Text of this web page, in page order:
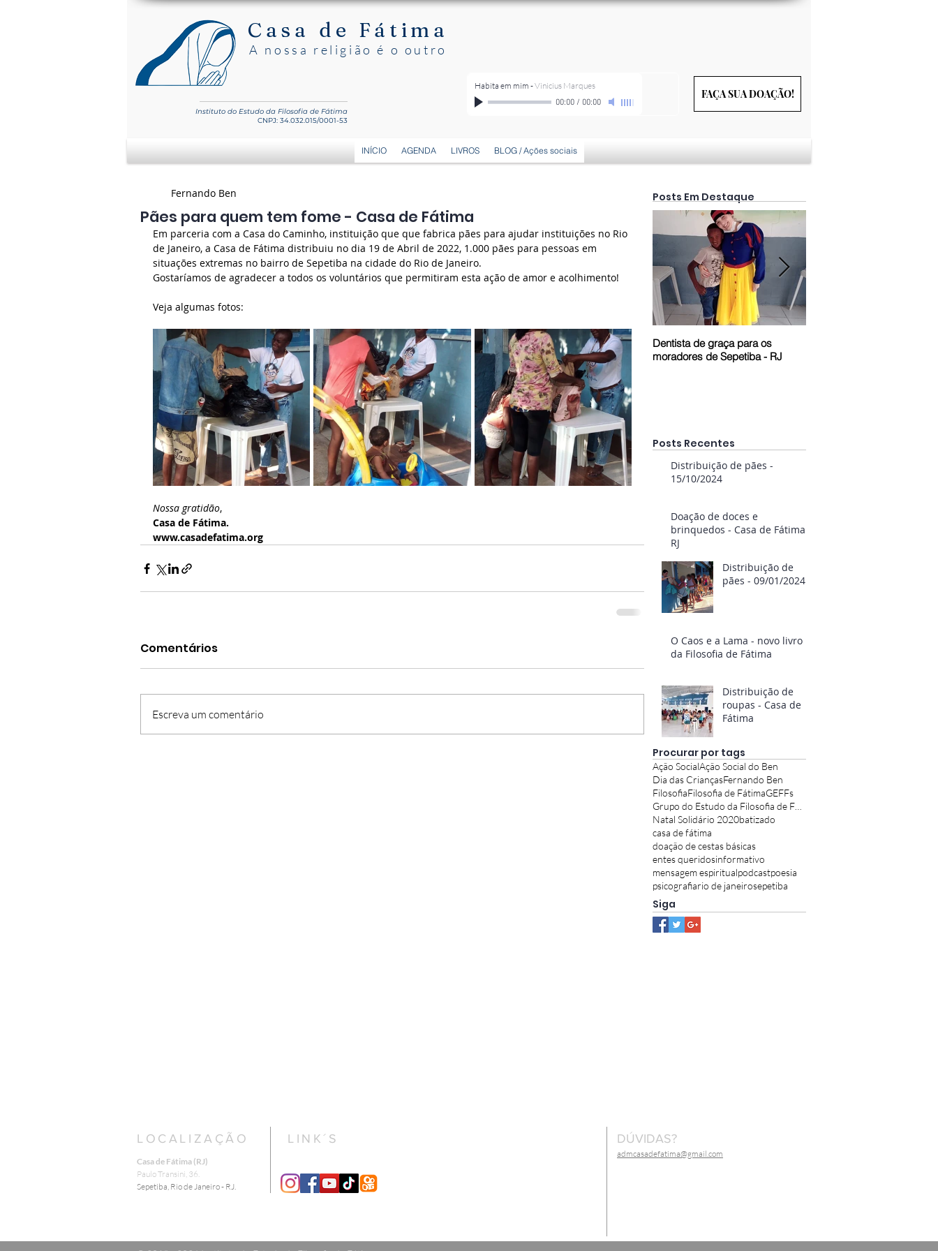
Casa de Fátima
A nossa religião é o outro
Instituto do Estudo da Filosofia de Fátima
CNPJ: 34.032.015/0001-53
Habita em mim -Vinicius Marques
00:00/ 00:00
FAÇA SUA DOAÇÃO!
INÍCIO AGENDA LIVROS BLOG / Ações sociais
Pães para quem tem fome - Casa de Fátima
Fernando Ben
Em parceria com a Casa do Caminho, instituição que que fabrica pães para ajudar instituições no Rio
de Janeiro, a Casa de Fátima distribuiu no dia 19 de Abril de 2022, 1.000 pães para pessoas em
situações extremas no bairro de Sepetiba na cidade do Rio de Janeiro.
Gostaríamos de agradecer a todos os voluntários que permitiram esta ação de amor e acolhimento!
Veja algumas fotos:
Nossa gratidão,
Casa de Fátima.
www.casadefatima.org
Comentários
Escreva um comentário
Posts Em Destaque
Dentista de graça para os
moradores de Sepetiba - RJ
Posts Recentes
Distribuição de pães -
15/10/2024
Doação de doces e
brinquedos - Casa de Fátima
RJ
Distribuição de
pães - 09/01/2024
O Caos e a Lama - novo livro
da Filosofia de Fátima
Distribuição de
roupas - Casa de
Fátima
Procurar por tags
Ação SocialAção Social do Ben
Dia das CriançasFernando Ben
FilosofiaFilosofia de FátimaGEFFs
Natal Solidário 2020batizado
casa de fátima
doação de cestas básicas
entes queridosinformativo
mensagem espiritualpodcastpoesia
psicografiario de janeirosepetiba
Siga
LOCALIZAÇÃO
Casa de Fátima (RJ)
​Paulo Transini, 36.
Sepetiba, Rio de Janeiro - RJ.
LINK´S DÚVIDAS?
admcasadefatima@gmail.com